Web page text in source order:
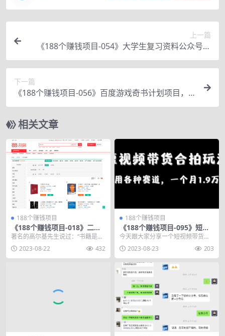
上一篇
《188个赚钱项目-054》大学生复习资料公众号玩
法，批量起号月入5w+【玩法分享】
下一篇
《188个赚钱项目-056》百度游戏奇书计划项目，
复制粘贴收益200+，价值398元的项目
相关文章
188个赚钱项目
《188个赚钱项目-018》二手
图书搬运副业赚钱，每天操作
2小时收益300+
著名的高尔基先生说过：“书籍是人
类进步的阶梯。” 不论在什么时候，
什么地方。读书...
2023-08-22 432
188个赚钱项目
《188个赚钱项目-095》短视
频带货合拍玩法，适用各种赛
道，一个月1.9万单
今天跟大家分享一个短视频带货很
厉害的一个账号，你绝对想不到，
一个单品可以一个月出...
2023-08-23 203